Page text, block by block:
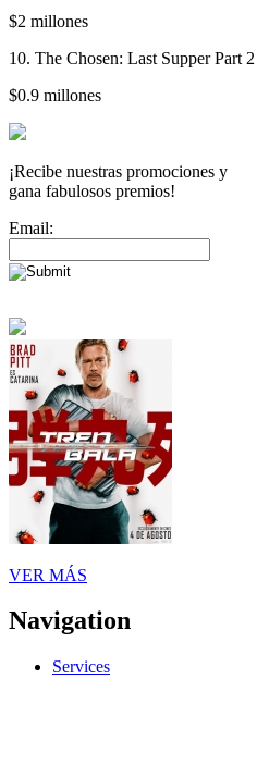
$2 millones
10. The Chosen: Last Supper Part 2
$0.9 millones
¡Recibe nuestras promociones y
gana fabulosos premios!
Email:
VER MÁS
Navigation
Services